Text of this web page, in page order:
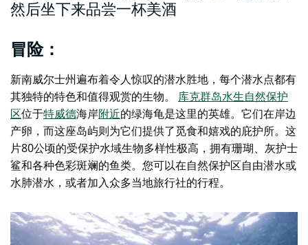
然后坐下来品尝一杯美酒
冒险：
新南威尔士州遍布着令人惊叹的潜水胜地，每个潜水点都有
其独特的特色和值得观赏的生物。 库克群岛水生自然保护
区位于特威德海岸附近的绿海龟是这里的英雄。它们在岸边
产卵，而这座岛屿则为它们提供了觅食和嬉戏的庇护所。这
片80公顷的受保护水域生物多样性极高，拥有珊瑚、灰护士
鲨和各种色彩斑斓的鱼类。您可以在自然保护区自由潜水或
水肺潜水，或者加入众多当地旅行社的行程。